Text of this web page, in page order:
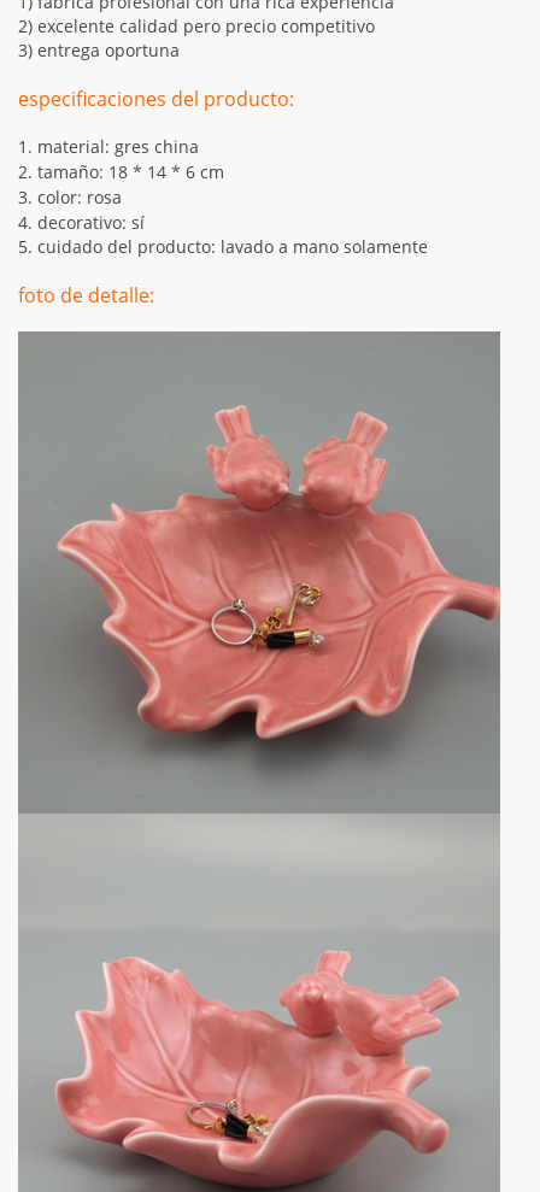
2) excelente calidad pero precio competitivo
3) entrega oportuna
especificaciones del producto:
1. material: gres china
2. tamaño: 18 * 14 * 6 cm
3. color: rosa
4. decorativo: sí
5. cuidado del producto: lavado a mano solamente
foto de detalle: